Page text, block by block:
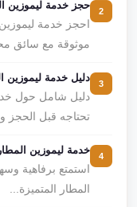
حجز خدمة ليموزين
احجز خدمة ليموزين
موثوقة مع سائق
دليل خدمة ليموزين
دليل شامل حول
تحتاجه قبل الحجز
خدمة ليموزين المطار
استمتع برفاهية
المطار المتميزة...